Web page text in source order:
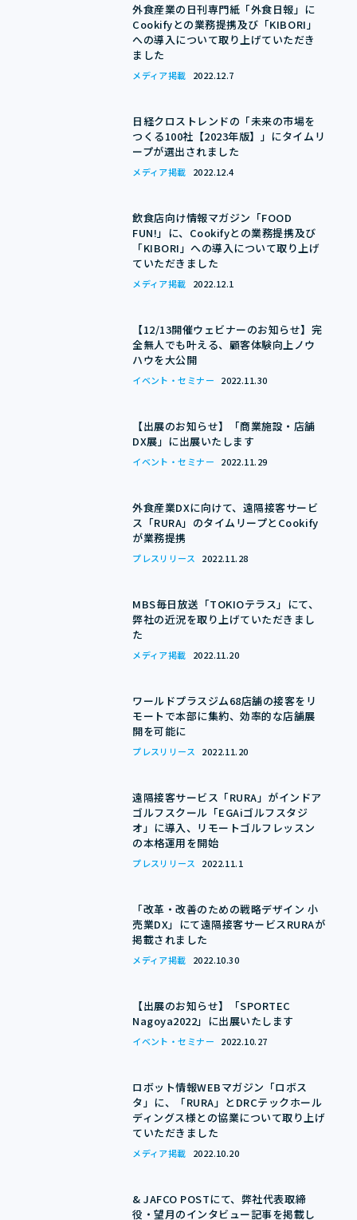
外食産業の日刊専門紙「外食日報」に
Cookifyとの業務提携及び「KIBORI」
への導入について取り上げていただき
ました
メディア掲載 2022.12.7
日経クロストレンドの「未来の市場を
つくる100社【2023年版】」にタイムリ
ープが選出されました
メディア掲載 2022.12.4
飲食店向け情報マガジン「FOOD
FUN!」に、Cookifyとの業務提携及び
「KIBORI」への導入について取り上げ
ていただきました
メディア掲載 2022.12.1
【12/13開催ウェビナーのお知らせ】完
全無人でも叶える、顧客体験向上ノウ
ハウを大公開
イベント・セミナー 2022.11.30
【出展のお知らせ】「商業施設・店舗
DX展」に出展いたします
イベント・セミナー 2022.11.29
外食産業DXに向けて、遠隔接客サービ
ス「RURA」のタイムリープとCookify
が業務提携
プレスリリース 2022.11.28
MBS毎日放送「TOKIOテラス」にて、
弊社の近況を取り上げていただきまし
た
メディア掲載 2022.11.20
ワールドプラスジム68店舗の接客をリ
モートで本部に集約、効率的な店舗展
開を可能に
プレスリリース 2022.11.20
遠隔接客サービス「RURA」がインドア
ゴルフスクール「EGAiゴルフスタジ
オ」に導入、リモートゴルフレッスン
の本格運用を開始
プレスリリース 2022.11.1
「改革・改善のための戦略デザイン 小
売業DX」にて遠隔接客サービスRURAが
掲載されました
メディア掲載 2022.10.30
【出展のお知らせ】「SPORTEC
Nagoya2022」に出展いたします
イベント・セミナー 2022.10.27
ロボット情報WEBマガジン「ロボス
タ」に、「RURA」とDRCテックホール
ディングス様との協業について取り上げ
ていただきました
メディア掲載 2022.10.20
& JAFCO POSTにて、弊社代表取締
役・望月のインタビュー記事を掲載し